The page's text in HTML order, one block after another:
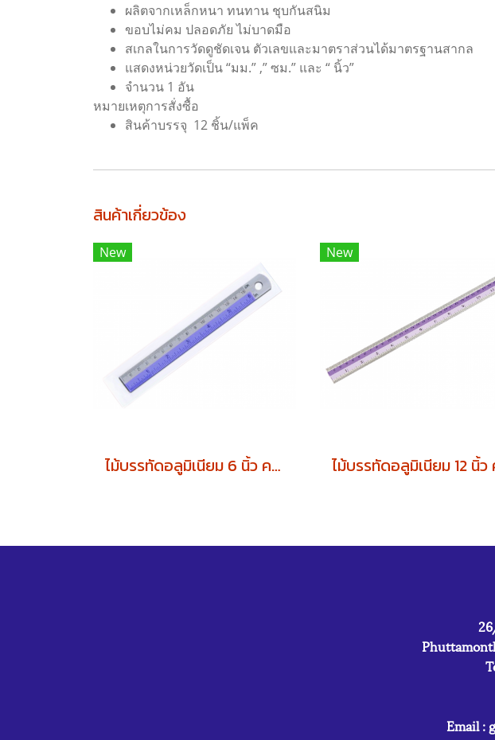
ผลิตจากเหล็กหนา ทนทาน ชุบกันสนิม
ขอบไม่คม ปลอดภัย ไม่บาดมือ
สเกลในการวัดดูชัดเจน ตัวเลขและมาตราส่วนได้มาตรฐานสากล
แสดงหน่วยวัดเป็น “มม.” ,” ซม.” และ “ นิ้ว”
จำนวน 1 อัน
หมายเหตุการสั่งซื้อ
สินค้าบรรจุ 12 ชิ้น/แพ็ค
สินค้าเกี่ยวข้อง
New
ไม้บรรทัดอลูมิเนียม 6 นิ้ว คาดสี (บรรจุ 12 ชิ้น)
New
Email :